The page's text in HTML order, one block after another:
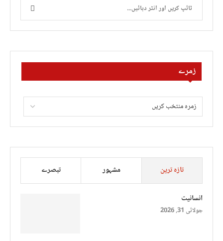
زمرے
تازہ ترین مشہور تبصرے
انسانیت
جولائی 31, 2026